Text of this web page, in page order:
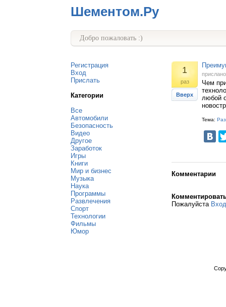
Шементом.Ру
Добро пожаловать :)
Регистрация
Вход
Прислать
Категории
Все
Автомобили
Безопасность
Видео
Другое
Заработок
Игры
Книги
Мир и бизнес
Музыка
Наука
Программы
Развлечения
Спорт
Технологии
Фильмы
Юмор
1
раз
Вверх
Чем
любой
Тема:
Комментарии
Пожалуйста Вход